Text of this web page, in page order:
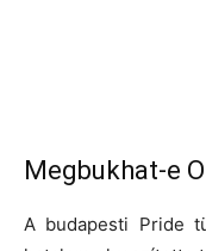
Megbukhat-e
A budapesti Pride